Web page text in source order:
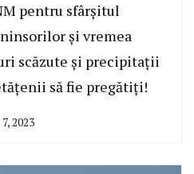
pentru sfârșitul
și vremea
scăzute și precipitații
să fie pregătiți!
2023